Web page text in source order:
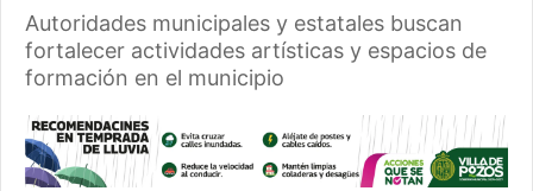
Autoridades municipales y estatales buscan
fortalecer actividades artísticas y espacios de
formación en el municipio